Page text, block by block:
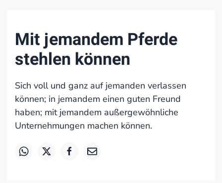
Mit jemandem Pferde
stehlen können
Sich voll und ganz auf jemanden verlassen
können; in jemandem einen guten Freund
haben; mit jemandem außergewöhnliche
Unternehmungen machen können.